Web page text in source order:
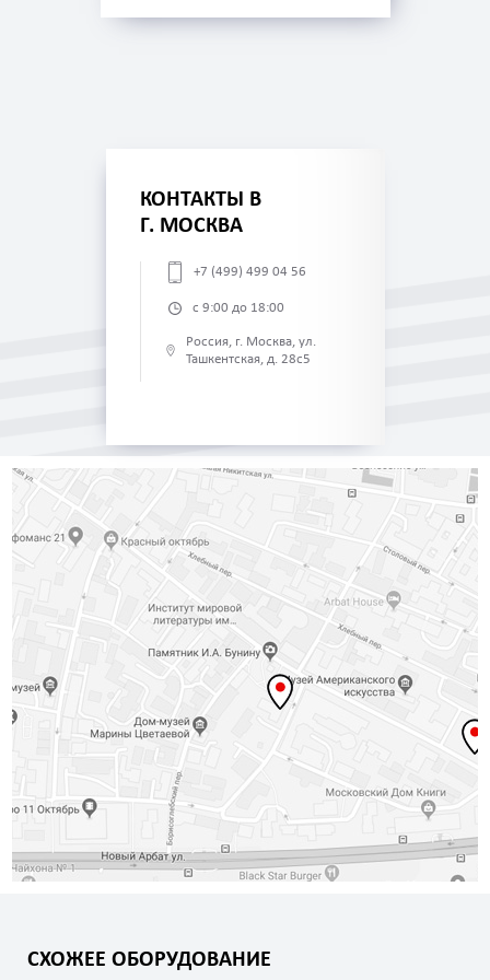
КОНТАКТЫ В
Г. МОСКВА
+7 (499) 499 04 56
с 9:00 до 18:00
Россия, г. Москва, ул.
Ташкентская, д. 28с5
СХОЖЕЕ ОБОРУДОВАНИЕ